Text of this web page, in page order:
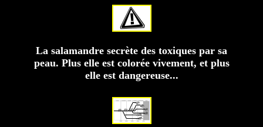
La salamandre secrète des toxiques par sa
peau. Plus elle est colorée vivement, et plus
elle est dangereuse...